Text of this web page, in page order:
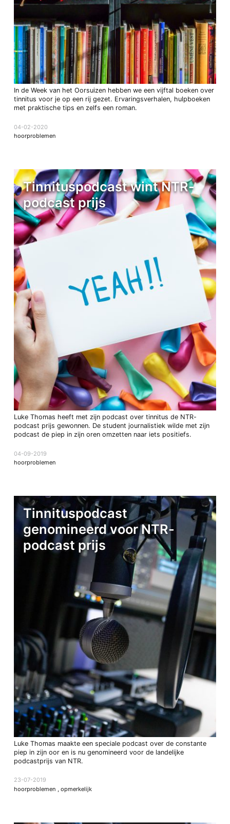
In de Week van het Oorsuizen hebben we een vijftal boeken over
tinnitus voor je op een rij gezet. Ervaringsverhalen, hulpboeken
met praktische tips en zelfs een roman.
04-02-2020
hoorproblemen
Tinnituspodcast wint NTR-
podcast prijs
Luke Thomas heeft met zijn podcast over tinnitus de NTR-
podcast prijs gewonnen. De student journalistiek wilde met zijn
podcast de piep in zijn oren omzetten naar iets positiefs.
04-09-2019
hoorproblemen
Tinnituspodcast
genomineerd voor NTR-
podcast prijs
Luke Thomas maakte een speciale podcast over de constante
piep in zijn oor en is nu genomineerd voor de landelijke
podcastprijs van NTR.
23-07-2019
hoorproblemen , opmerkelijk